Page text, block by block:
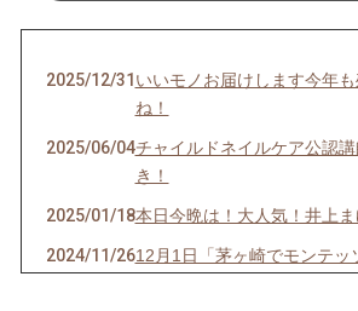
2025/12/31 いいモノお届けします今年
ね！
2025/06/04チャイルドネイルケア公認
き！
2025/01/18本日今晩は！大人気！井上
2024/11/2612月1日「茅ヶ崎でモンテッ